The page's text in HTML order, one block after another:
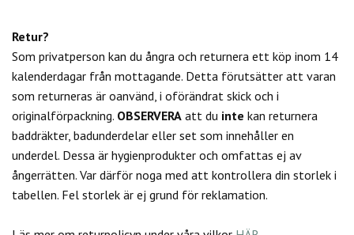
Retur?
Som privatperson kan du ångra och returnera ett köp inom 14
kalenderdagar från mottagande. Detta förutsätter att varan
som returneras är oanvänd, i oförändrat skick och i
originalförpackning. OBSERVERA att du inte kan returnera
baddräkter, badunderdelar eller set som innehåller en
underdel. Dessa är hygienprodukter och omfattas ej av
ångerrätten. Var därför noga med att kontrollera din storlek i
tabellen. Fel storlek är ej grund för reklamation.